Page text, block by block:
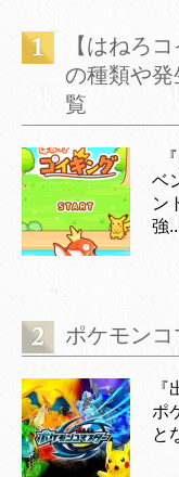
【はねろ
の種類や
覧
ベ
ン
強
ポケモン
ポ
と